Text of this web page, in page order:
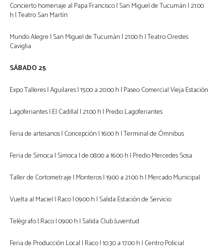
Concierto homenaje al Papa Francisco | San Miguel de Tucumán | 21:00
h | Teatro San Martín
Mundo Alegre | San Miguel de Tucumán | 21:00 h | Teatro Orestes
Caviglia
SÁBADO 25
Expo Talleres | Aguilares | 15:00 a 20:00 h | Paseo Comercial Vieja Estación
Lagoferiantes | El Cadillal | 21:00 h | Predio Lagoferiantes
Feria de artesanos | Concepción | 16:00 h | Terminal de Ómnibus
Feria de Simoca | Simoca | de 08:00 a 16:00 h | Predio Mercedes Sosa
Taller de Cortometraje | Monteros | 19:00 a 21:00 h | Mercado Municipal
Vuelta al Maciel | Raco | 09:00 h | Salida Estación de Servicio
Telégrafo | Raco | 09:00 h | Salida Club Juventud
Feria de Producción Local | Raco | 10:30 a 17:00 h | Centro Policial